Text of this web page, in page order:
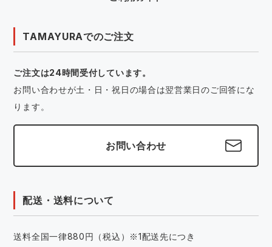
TAMAYURAでのご注文
ご注文は24時間受付しています。
お問い合わせが土・日・祝日の場合は翌営業日のご回答にな
ります。
お問い合わせ
配送・送料について
送料全国一律880円（税込）※1配送先につき